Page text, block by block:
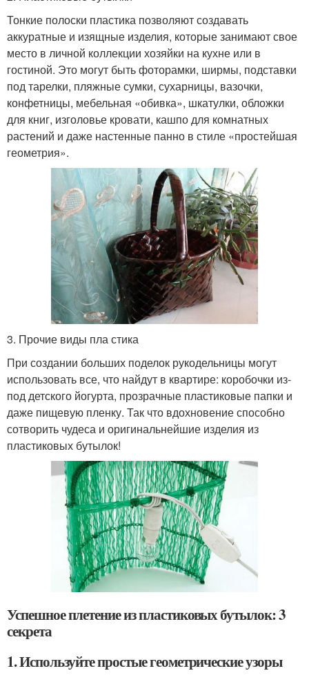
Тонкие полоски пластика позволяют создавать
аккуратные и изящные изделия, которые занимают свое
место в личной коллекции хозяйки на кухне или в
гостиной. Это могут быть фоторамки, ширмы, подставки
под тарелки, пляжные сумки, сухарницы, вазочки,
конфетницы, мебельная «обивка», шкатулки, обложки
для книг, изголовье кровати, кашпо для комнатных
растений и даже настенные панно в стиле «простейшая
геометрия».
3. Прочие виды пла стика
При создании больших поделок рукодельницы могут
использовать все, что найдут в квартире: коробочки из-
под детского йогурта, прозрачные пластиковые папки и
даже пищевую пленку. Так что вдохновение способно
сотворить чудеса и оригинальнейшие изделия из
пластиковых бутылок!
Успешное плетение из пластиковых бутылок: 3
секрета
1. Используйте простые геометрические узоры